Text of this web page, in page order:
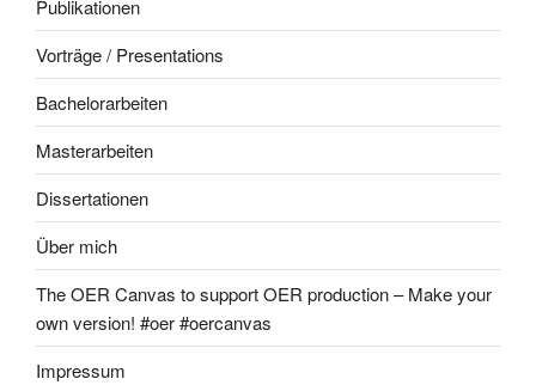
Publikationen
Vorträge / Presentations
Bachelorarbeiten
Masterarbeiten
Dissertationen
Über mich
The OER Canvas to support OER production – Make your
own version! #oer #oercanvas
Impressum